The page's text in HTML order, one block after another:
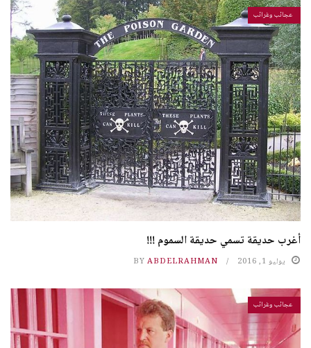
عجائب وغرائب
أغرب حديقة تسمي حديقة السموم !!!
يوليو 1, 2016 BY ABDELRAHMAN
عجائب وغرائب